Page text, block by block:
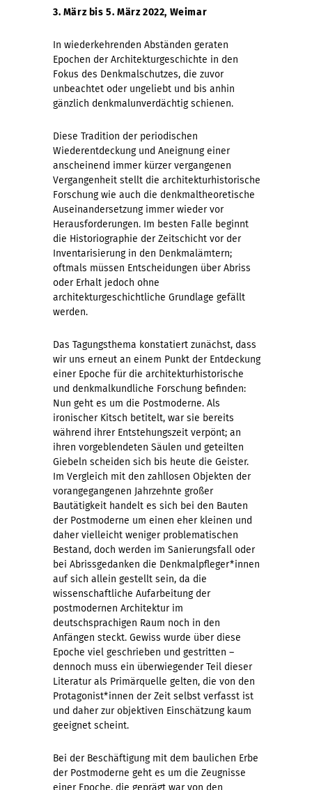
3. März bis 5. März 2022, Weimar
In wiederkehrenden Abständen geraten
Epochen der Architekturgeschichte in den
Fokus des Denkmalschutzes, die zuvor
unbeachtet oder ungeliebt und bis anhin
gänzlich denkmalunverdächtig schienen.
Diese Tradition der periodischen
Wiederentdeckung und Aneignung einer
anscheinend immer kürzer vergangenen
Vergangenheit stellt die architekturhistorische
Forschung wie auch die denkmaltheoretische
Auseinandersetzung immer wieder vor
Herausforderungen. Im besten Falle beginnt
die Historiographie der Zeitschicht vor der
Inventarisierung in den Denkmalämtern;
oftmals müssen Entscheidungen über Abriss
oder Erhalt jedoch ohne
architekturgeschichtliche Grundlage gefällt
werden.
Das Tagungsthema konstatiert zunächst, dass
wir uns erneut an einem Punkt der Entdeckung
einer Epoche für die architekturhistorische
und denkmalkundliche Forschung befinden:
Nun geht es um die Postmoderne. Als
ironischer Kitsch betitelt, war sie bereits
während ihrer Entstehungszeit verpönt; an
ihren vorgeblendeten Säulen und geteilten
Giebeln scheiden sich bis heute die Geister.
Im Vergleich mit den zahllosen Objekten der
vorangegangenen Jahrzehnte großer
Bautätigkeit handelt es sich bei den Bauten
der Postmoderne um einen eher kleinen und
daher vielleicht weniger problematischen
Bestand, doch werden im Sanierungsfall oder
bei Abrissgedanken die Denkmalpfleger*innen
auf sich allein gestellt sein, da die
wissenschaftliche Aufarbeitung der
postmodernen Architektur im
deutschsprachigen Raum noch in den
Anfängen steckt. Gewiss wurde über diese
Epoche viel geschrieben und gestritten –
dennoch muss ein überwiegender Teil dieser
Literatur als Primärquelle gelten, die von den
Protagonist*innen der Zeit selbst verfasst ist
und daher zur objektiven Einschätzung kaum
geeignet scheint.
Bei der Beschäftigung mit dem baulichen Erbe
der Postmoderne geht es um die Zeugnisse
einer Epoche, die geprägt war von den